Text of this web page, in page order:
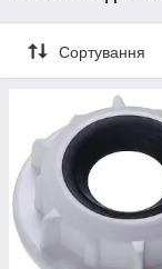
Сортування